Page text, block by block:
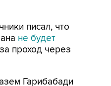
писал, что
проход через
Гарибабади